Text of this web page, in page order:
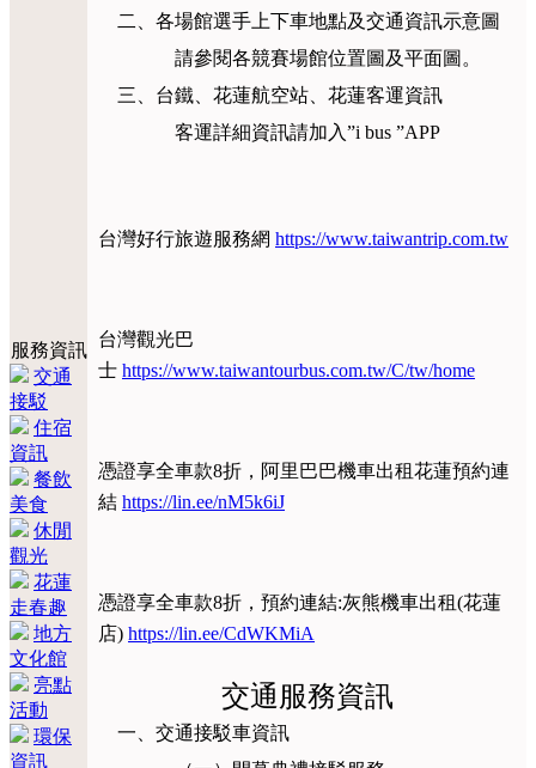
服務資訊
交通
接駁
住宿
資訊
餐飲
美食
休閒
觀光
花蓮
走春趣
地方
文化館
亮點
活動
環保
資訊
二、各場館選手上下車地點及交通資訊示意圖
請參閱各競賽場館位置圖及平面圖。
三、台鐵、花蓮航空站、花蓮客運資訊
客運詳細資訊請加入”i bus ”APP
台灣好行旅遊服務網 https://www.taiwantrip.com.tw
台灣觀光巴
士 https://www.taiwantourbus.com.tw/C/tw/home
憑證享全車款8折，阿里巴巴機車出租花蓮預約連
結 https://lin.ee/nM5k6iJ
憑證享全車款8折，預約連結:灰熊機車出租(花蓮
店) https://lin.ee/CdWKMiA
交通服務資訊
一、交通接駁車資訊